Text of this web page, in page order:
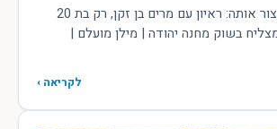
לא נתנה לגיל לעצור אותה: ראיון עם מרים בן זקן, רק בת 20
בשוק מחנה יהודה | מילן מועלם |
לקריאה ›